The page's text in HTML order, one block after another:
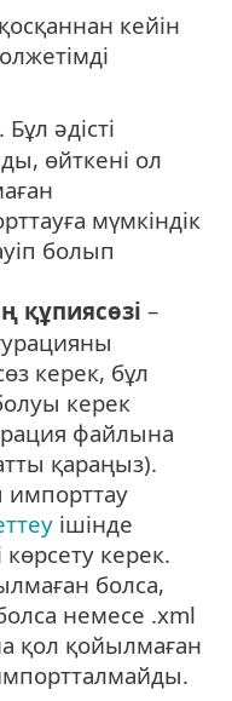
кейін
әдісті
өйткені ол
мүмкіндік
болып
құпиясөзі –
керек, бұл
керек
файлына
қараңыз).
ішінде
көрсету керек.
болса,
немесе .xml
қол қойылмаған